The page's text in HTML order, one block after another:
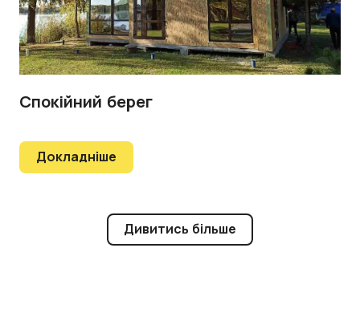
Спокійний берег
Докладніше
Дивитись більше